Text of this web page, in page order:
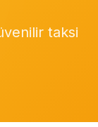
taksi